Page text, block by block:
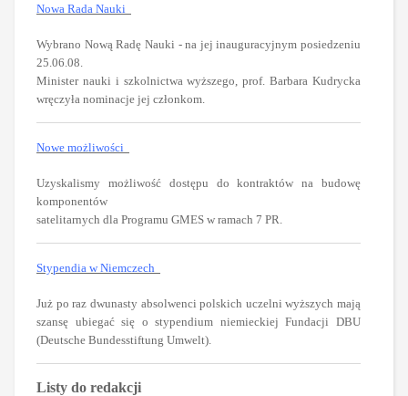
Nowa Rada Nauki
Wybrano Nową Radę Nauki - na jej inauguracyjnym posiedzeniu
25.06.08.
Minister nauki i szkolnictwa wyższego, prof. Barbara Kudrycka
wręczyła nominacje jej członkom.
Nowe możliwości
Uzyskalismy możliwość dostępu do kontraktów na budowę
komponentów
satelitarnych dla Programu GMES w ramach 7 PR.
Stypendia w Niemczech
Już po raz dwunasty absolwenci polskich uczelni wyższych mają
szansę ubiegać się o stypendium niemieckiej Fundacji DBU
(Deutsche Bundesstiftung Umwelt).
Listy do redakcji